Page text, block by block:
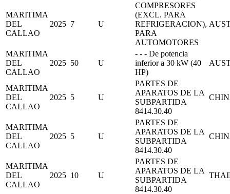
MARITIMA
DEL
CALLAO
2025 7 U
COMPRESORES
(EXCL. PARA
REFRIGERACION),
PARA
AUTOMOTORES
MARITIMA
DEL
CALLAO
2025 50 U
- - - De potencia
inferior a 30 kW (40
HP)
MARITIMA
DEL
CALLAO
2025 5 U
PARTES DE
APARATOS DE LA
SUBPARTIDA
8414.30.40
MARITIMA
DEL
CALLAO
2025 5 U
PARTES DE
APARATOS DE LA
SUBPARTIDA
8414.30.40
MARITIMA
DEL
CALLAO
2025 10 U
PARTES DE
APARATOS DE LA
SUBPARTIDA
8414.30.40